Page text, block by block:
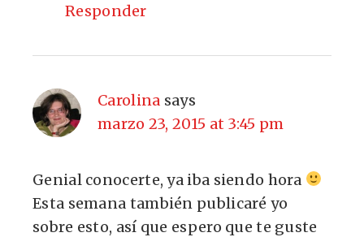
Responder
Carolina says
marzo 23, 2015 at 3:45 pm
Genial conocerte, ya iba siendo hora
Esta semana también publicaré yo
sobre esto, así que espero que te guste